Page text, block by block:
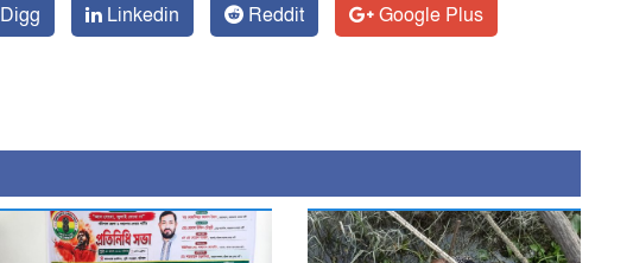
Digg Linkedin Reddit
Google Plus